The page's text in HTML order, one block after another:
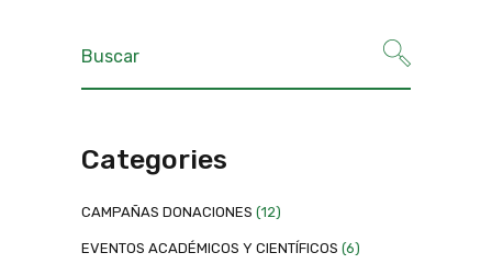
Categories
CAMPAÑAS DONACIONES (12)
EVENTOS ACADÉMICOS Y CIENTÍFICOS (6)